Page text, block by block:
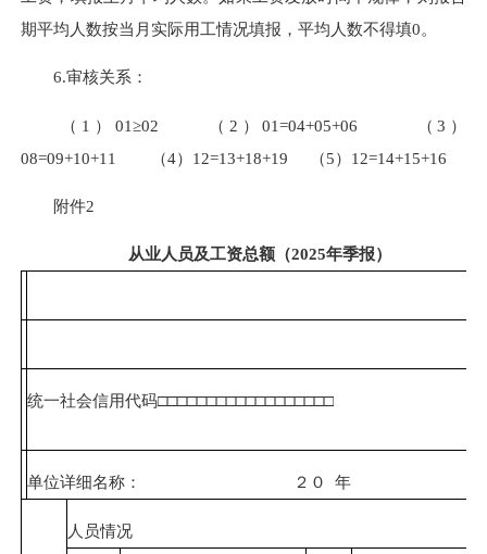
期平均人数按当月实际用工情况填报，平均人数不得填0。
6.审核关系：
（1）01≥02 （2）01=04+05+06 （3）
08=09+10+11 （4）12=13+18+19 （5）12=14+15+16
附件2
从业人员及工资总额（2025年季报）
统一社会信用代码□□□□□□□□□□□□□□□□□□
单位详细名称： ２０ 年
人员情况